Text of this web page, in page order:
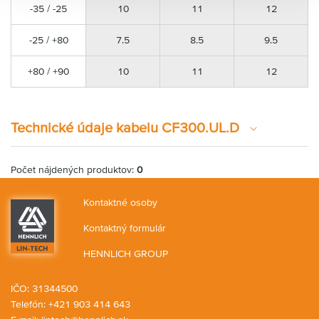
-35 / -25 10 11 12
-25 / +80 7.5 8.5 9.5
+80 / +90 10 11 12
Technické údaje kabelu CF300.UL.D
Počet nájdených produktov: 0
Kontaktné osoby
Kontaktný formulár
HENNLICH GROUP
IČO: 31344500
Telefón: +421 903 414 643